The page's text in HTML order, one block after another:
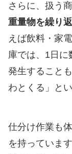
さらに、扱う
重量物を繰り
えば飲料・家
庫では、1日に
発生すること
わとくる」と
仕分け作業も
を持っていま